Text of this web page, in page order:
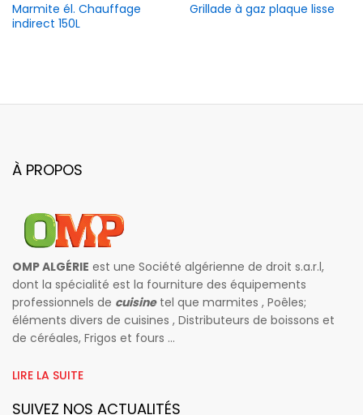
Marmite él. Chauffage
indirect 150L
Grillade à gaz plaque lisse
À PROPOS
OMP ALGÉRIE est une Société algérienne de droit s.a.r.l,
dont la spécialité est la fourniture des équipements
professionnels de cuisine tel que marmites , Poêles;
éléments divers de cuisines , Distributeurs de boissons et
de céréales, Frigos et fours ...
LIRE LA SUITE
SUIVEZ NOS ACTUALITÉS